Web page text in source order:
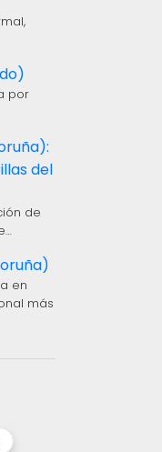
por
del
de
en
más